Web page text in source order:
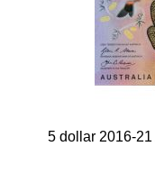
5 dollar 2016-